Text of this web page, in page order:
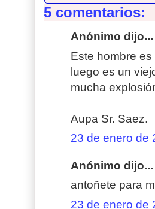
5 comentarios:
Anónimo dijo...
Este hombre
luego es un
mucha
Aupa Sr. Saez.
23 de enero de
Anónimo dijo...
antoñete para
23 de enero de